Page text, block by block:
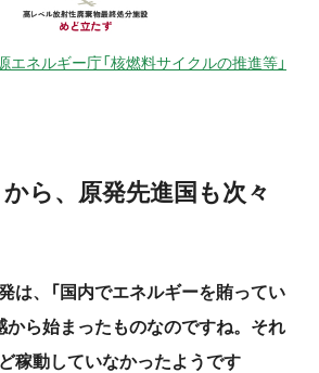
エネルギー庁「核燃料サイクルの推進等」
ら、原発先進国も次々
、「国内でエネルギーを賄ってい
から始まったものなのですね。それ
稼動していなかったようです